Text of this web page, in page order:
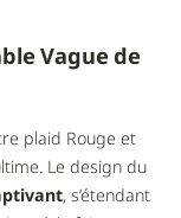
Vague de
plaid Rouge et
Le design du
, s’étendant